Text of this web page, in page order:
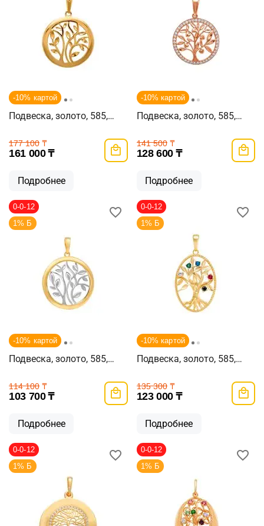
-10% картой
Подвеска, золото, 585,
177 100 ₸
161 000 ₸
Подробнее
-10% картой
Подвеска, золото, 585,
141 500 ₸
128 600 ₸
Подробнее
0-0-12
1% Б
-10% картой
Подвеска, золото, 585,
114 100 ₸
103 700 ₸
Подробнее
0-0-12
1% Б
-10% картой
Подвеска, золото, 585,
135 300 ₸
123 000 ₸
Подробнее
0-0-12
1% Б
0-0-12
1% Б